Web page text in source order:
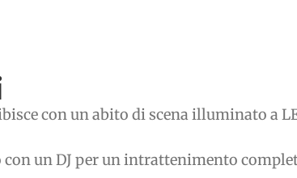
con un abito di scena illuminato a
un DJ per un intrattenimento